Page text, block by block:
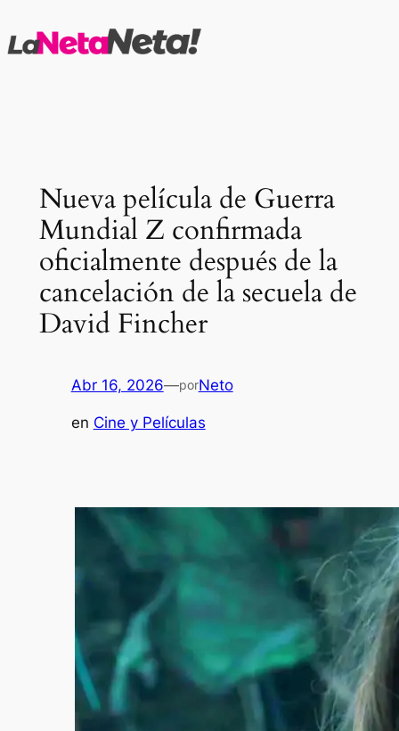
al
Nueva película de Guerra
Mundial Z confirmada
oficialmente después de la
cancelación de la secuela de
David Fincher
Abr 16, 2026—porNeto
en Cine y Películas